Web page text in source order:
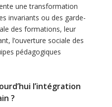
une transformation
invariants ou des garde-
des formations, leur
l’ouverture sociale des
pédagogiques
l’intégration
?